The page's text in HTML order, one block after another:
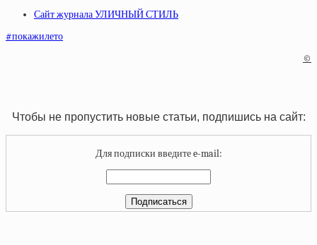
Сайт журнала УЛИЧНЫЙ СТИЛЬ
#покажилето
©
Чтобы не пропустить новые статьи, подпишись на сайт:
Для подписки введите e-mail: